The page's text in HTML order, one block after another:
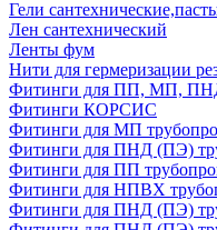
Гели
Лен сантехнический
Ленты фум
Нити для гермеризации
Фитинги для ПП, МП,
Фитинги КОРСИС
Фитинги для МП
Фитинги для ПНД (ПЭ)
Фитинги для ПП
Фитинги для НПВХ
Фитинги для ПНД (ПЭ)